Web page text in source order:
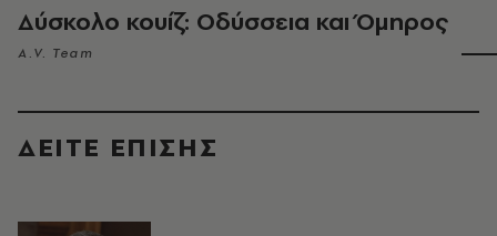
Δύσκολο κουίζ: Οδύσσεια και Όμηρος
A.V. Team
ΔΕΙΤΕ ΕΠΙΣΗΣ